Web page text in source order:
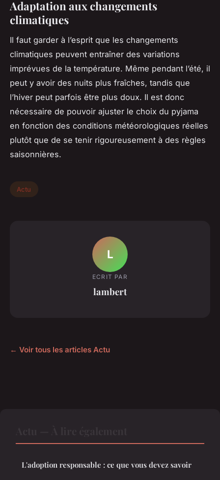
Adaptation aux changements
climatiques
Il faut garder à l’esprit que les changements
climatiques peuvent entraîner des variations
imprévues de la température. Même pendant l’été, il
peut y avoir des nuits plus fraîches, tandis que
l’hiver peut parfois être plus doux. Il est donc
nécessaire de pouvoir ajuster le choix du pyjama
en fonction des conditions météorologiques réelles
plutôt que de se tenir rigoureusement à des règles
saisonnières.
Actu
L
ECRIT PAR
lambert
← Voir tous les articles Actu
L'adoption responsable : ce que vous devez savoir